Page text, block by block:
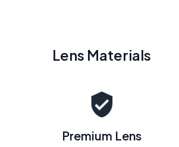
Lens Materials
Premium Lens